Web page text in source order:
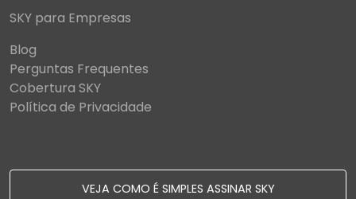
SKY para Empresas
Blog
Perguntas Frequentes
Cobertura SKY
Política de Privacidade
VEJA COMO É SIMPLES ASSINAR SKY